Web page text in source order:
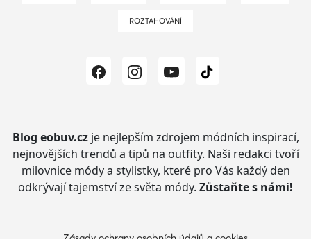
ROZTAHOVÁNÍ
Blog eobuv.czje nejlepším zdrojem módních inspirací,
nejnovějších trendů a tipů na outfity. Naši redakci tvoří
milovnice módy a stylistky, které pro Vás každý den
odkrývají tajemství ze světa módy. Zůstaňte s námi!